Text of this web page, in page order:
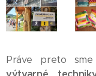
Práve preto sme